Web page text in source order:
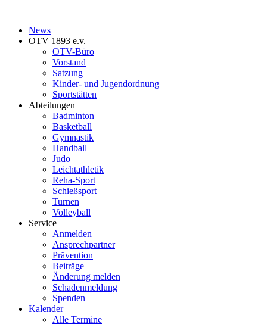
News
OTV 1893 e.v.
OTV-Büro
Vorstand
Satzung
Kinder- und Jugendordnung
Sportstätten
Abteilungen
Badminton
Basketball
Gymnastik
Handball
Judo
Leichtathletik
Reha-Sport
Schießsport
Turnen
Volleyball
Service
Anmelden
Ansprechpartner
Prävention
Beiträge
Änderung melden
Schadenmeldung
Spenden
Kalender
Alle Termine